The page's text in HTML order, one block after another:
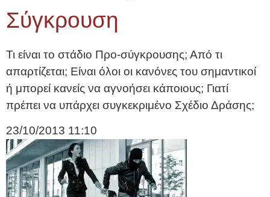
Σύγκρουση
Τι είναι το στάδιο Προ-σύγκρουσης; Από τι
απαρτίζεται; Είναι όλοι οι κανόνες του σημαντικοί
ή μπορεί κανείς να αγνοήσει κάποιους; Γιατί
πρέπει να υπάρχει συγκεκριμένο Σχέδιο Δράσης;
23/10/2013 11:10